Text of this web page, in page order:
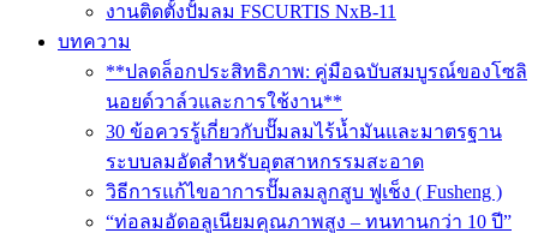
งานติดตั้งปั้มลม FSCURTIS NxB-11
บทความ
**ปลดล็อกประสิทธิภาพ: คู่มือฉบับสมบูรณ์ของโซลิ
นอยด์วาล์วและการใช้งาน**
30 ข้อควรรู้เกี่ยวกับปั๊มลมไร้น้ำมันและมาตรฐาน
ระบบลมอัดสำหรับอุตสาหกรรมสะอาด
วิธีการแก้ไขอาการปั๊มลมลูกสูบ ฟูเช็ง ( Fusheng )
“ท่อลมอัดอลูเนียมคุณภาพสูง – ทนทานกว่า 10 ปี”